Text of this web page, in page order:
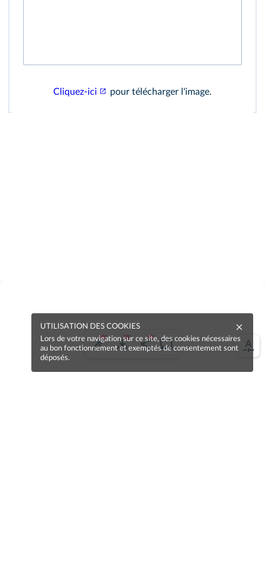
Cliquez-ici pour télécharger l'image.
UTILISATION DES COOKIES
Lors de votre navigation sur ce site, des cookies nécessaires
au bon fonctionnement et exemptés de consentement sont
déposés.